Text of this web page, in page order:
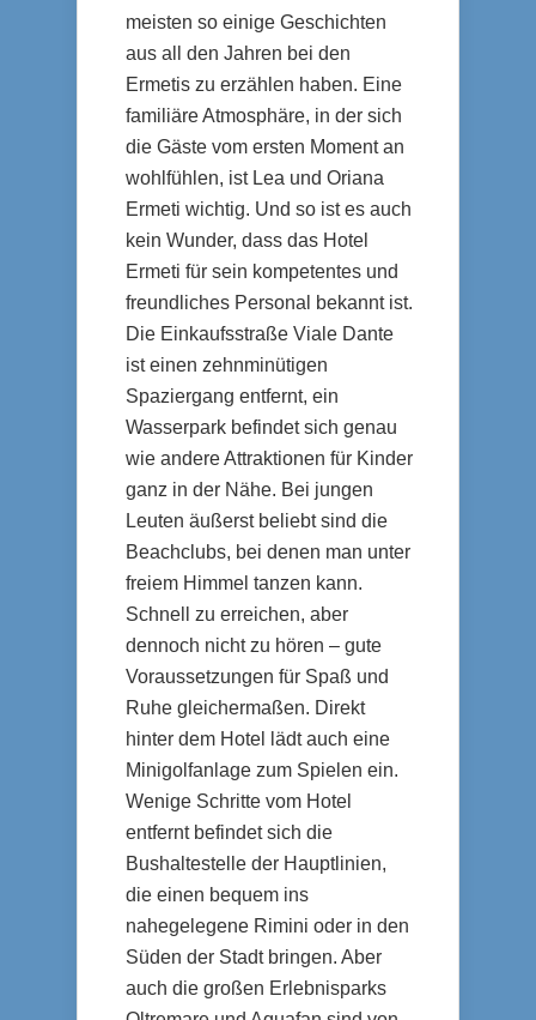
meisten so einige Geschichten
aus all den Jahren bei den
Ermetis zu erzählen haben. Eine
familiäre Atmosphäre, in der sich
die Gäste vom ersten Moment an
wohlfühlen, ist Lea und Oriana
Ermeti wichtig. Und so ist es auch
kein Wunder, dass das Hotel
Ermeti für sein kompetentes und
freundliches Personal bekannt ist.
Die Einkaufsstraße Viale Dante
ist einen zehnminütigen
Spaziergang entfernt, ein
Wasserpark befindet sich genau
wie andere Attraktionen für Kinder
ganz in der Nähe. Bei jungen
Leuten äußerst beliebt sind die
Beachclubs, bei denen man unter
freiem Himmel tanzen kann.
Schnell zu erreichen, aber
dennoch nicht zu hören – gute
Voraussetzungen für Spaß und
Ruhe gleichermaßen. Direkt
hinter dem Hotel lädt auch eine
Minigolfanlage zum Spielen ein.
Wenige Schritte vom Hotel
entfernt befindet sich die
Bushaltestelle der Hauptlinien,
die einen bequem ins
nahegelegene Rimini oder in den
Süden der Stadt bringen. Aber
auch die großen Erlebnisparks